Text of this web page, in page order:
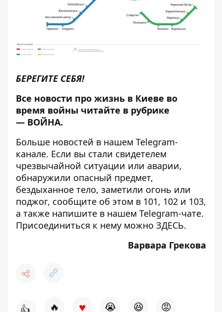
БЕРЕГИТЕ СЕБЯ!
Все новости про жизнь в Киеве во
время войны читайте в рубрике
— ВОЙНА.
Больше новостей в нашем Telegram-
канале. Если вы стали свидетелем
чрезвычайной ситуации или аварии,
обнаружили опасный предмет,
бездыханное тело, заметили огонь или
поджог, сообщите об этом в 101, 102 и 103,
а также напишите в нашем Telegram-чате.
Присоединиться к нему можно ЗДЕСЬ.
Варвара Грекова
🔥 ♥ 😭 😆 😡